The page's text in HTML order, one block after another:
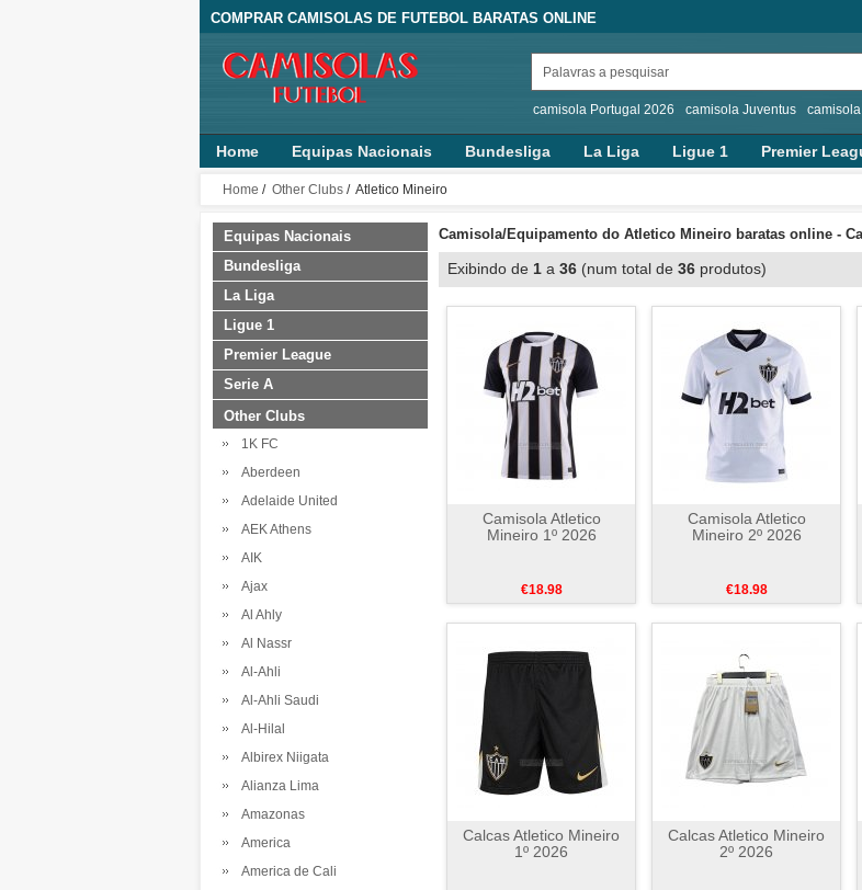
COMPRAR CAMISOLAS DE FUTEBOL BARATAS ONLINE
camisola Portugal 2026 camisola Juventus
Home Equipas Nacionais Bundesliga La Liga Ligue 1 Premier
Home / Other Clubs / Atletico Mineiro
Equipas Nacionais
Bundesliga
La Liga
Ligue 1
Premier League
Serie A
Other Clubs
1K FC
Aberdeen
Adelaide United
AEK Athens
AIK
Ajax
Al Ahly
Al Nassr
Al-Ahli
Al-Ahli Saudi
Al-Hilal
Albirex Niigata
Alianza Lima
Amazonas
America
America de Cali
Camisola/Equipamento do Atletico Mineiro baratas online -
Exibindo de 1 a 36 (num total de 36 produtos)
Camisola Atletico
Mineiro 1º 2026
€18.98
Camisola Atletico
Mineiro 2º 2026
€18.98
Calcas Atletico Mineiro
1º 2026
Calcas Atletico Mineiro
2º 2026